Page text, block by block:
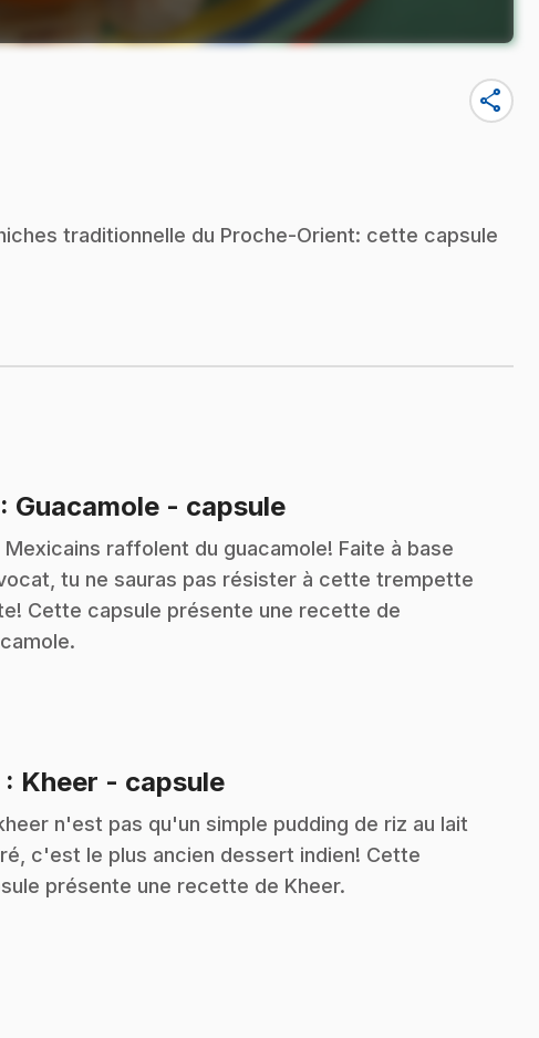
share
traditionnelle du Proche-Orient: cette capsule
: Guacamole - capsule.
Mexicains raffolent du guacamole! Faite à base
tu ne sauras pas résister à cette trempette
Cette capsule présente une recette de
: Kheer - capsule.
n'est pas qu'un simple pudding de riz au lait
c'est le plus ancien dessert indien! Cette
présente une recette de Kheer.